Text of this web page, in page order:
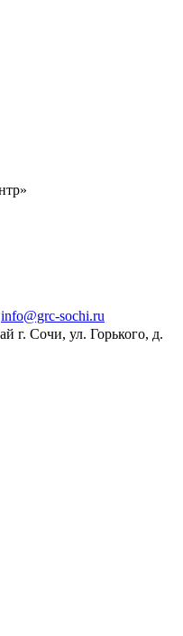
info@grc-sochi.ru
г. Сочи, ул. Горького, д.